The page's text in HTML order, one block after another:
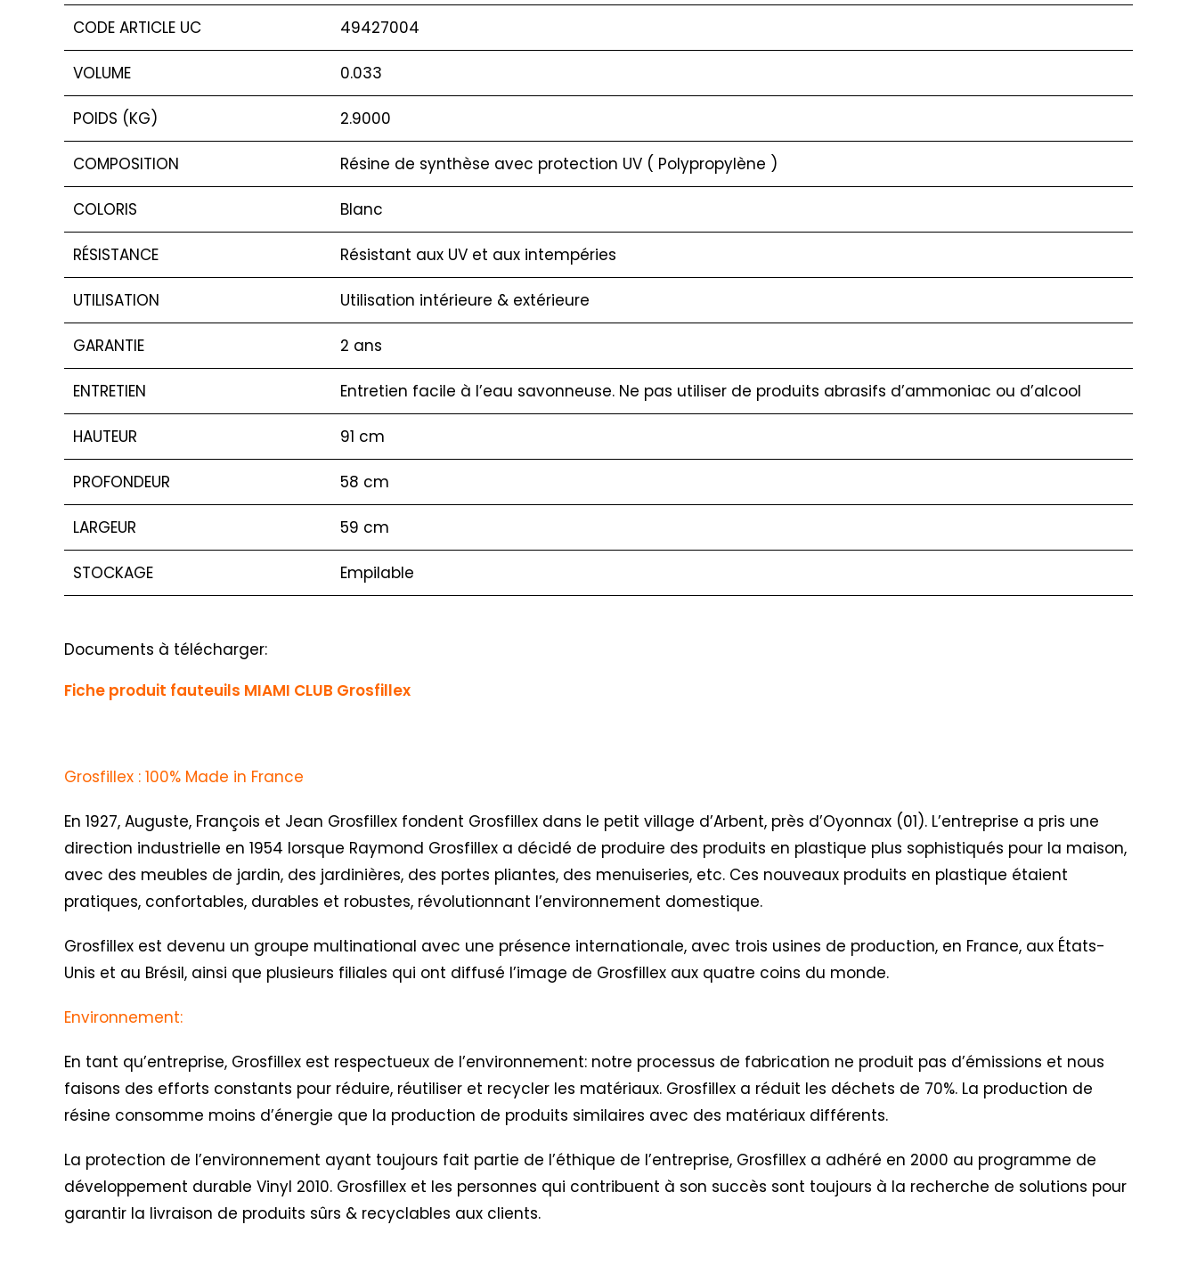
CODE ARTICLE UC 49427004
VOLUME 0.033
POIDS (KG) 2.9000
COMPOSITION Résine de synthèse avec protection UV ( Polypropylène )
COLORIS Blanc
RÉSISTANCE Résistant aux UV et aux intempéries
UTILISATION Utilisation intérieure & extérieure
GARANTIE 2 ans
ENTRETIEN Entretien facile à l’eau savonneuse. Ne pas utiliser de produits abrasifs d’ammoniac ou d’alcool
HAUTEUR 91 cm
PROFONDEUR 58 cm
LARGEUR 59 cm
STOCKAGE Empilable
Documents à télécharger:
Fiche produit fauteuils MIAMI CLUB Grosfillex
Grosfillex : 100% Made in France
En 1927, Auguste, François et Jean Grosfillex fondent Grosfillex dans le petit village d’Arbent, près d’Oyonnax (01). L’entreprise a pris une
direction industrielle en 1954 lorsque Raymond Grosfillex a décidé de produire des produits en plastique plus sophistiqués pour la maison,
avec des meubles de jardin, des jardinières, des portes pliantes, des menuiseries, etc. Ces nouveaux produits en plastique étaient
pratiques, confortables, durables et robustes, révolutionnant l’environnement domestique.
Grosfillex est devenu un groupe multinational avec une présence internationale, avec trois usines de production, en France, aux États-
Unis et au Brésil, ainsi que plusieurs filiales qui ont diffusé l’image de Grosfillex aux quatre coins du monde.
Environnement:
En tant qu’entreprise, Grosfillex est respectueux de l’environnement: notre processus de fabrication ne produit pas d’émissions et nous
faisons des efforts constants pour réduire, réutiliser et recycler les matériaux. Grosfillex a réduit les déchets de 70%. La production de
résine consomme moins d’énergie que la production de produits similaires avec des matériaux différents.
La protection de l’environnement ayant toujours fait partie de l’éthique de l’entreprise, Grosfillex a adhéré en 2000 au programme de
développement durable Vinyl 2010. Grosfillex et les personnes qui contribuent à son succès sont toujours à la recherche de solutions pour
garantir la livraison de produits sûrs & recyclables aux clients.